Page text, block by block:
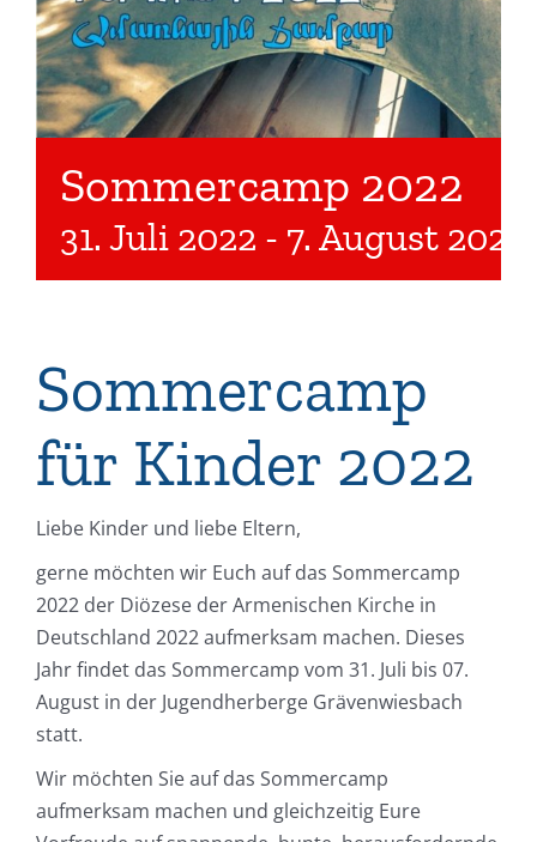
Sommercamp 2022
31. Juli 2022 - 7. August 2022
Sommercamp
für Kinder 2022
Liebe Kinder und liebe Eltern,
gerne möchten wir Euch auf das Sommercamp
2022 der Diözese der Armenischen Kirche in
Deutschland 2022 aufmerksam machen. Dieses
Jahr findet das Sommercamp vom 31. Juli bis 07.
August in der Jugendherberge Grävenwiesbach
statt.
Wir möchten Sie auf das Sommercamp
aufmerksam machen und gleichzeitig Eure